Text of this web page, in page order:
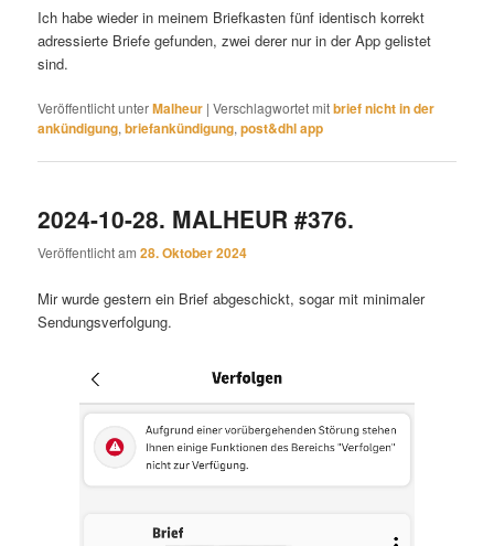
Ich habe wieder in meinem Briefkasten fünf identisch korrekt
adressierte Briefe gefunden, zwei derer nur in der App gelistet
sind.
Veröffentlicht unterMalheur |Verschlagwortet mitbrief nicht in der
ankündigung,briefankündigung,post&dhl app
2024-10-28. MALHEUR #376.
Veröffentlicht am28. Oktober 2024
Mir wurde gestern ein Brief abgeschickt, sogar mit minimaler
Sendungsverfolgung.